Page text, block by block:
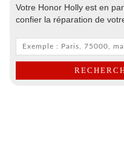
Votre Honor Holly est en
confier la réparation de